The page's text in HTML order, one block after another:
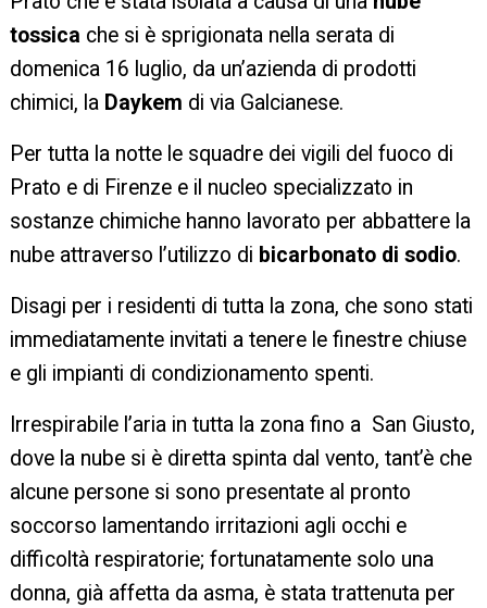
tossica che si è sprigionata nella serata di
domenica 16 luglio, da un’azienda di prodotti
chimici, la Daykem di via Galcianese.
Per tutta la notte le squadre dei vigili del fuoco di
Prato e di Firenze e il nucleo specializzato in
sostanze chimiche hanno lavorato per abbattere la
nube attraverso l’utilizzo di bicarbonato di sodio.
Disagi per i residenti di tutta la zona, che sono stati
immediatamente invitati a tenere le finestre chiuse
e gli impianti di condizionamento spenti.
Irrespirabile l’aria in tutta la zona fino a San Giusto,
dove la nube si è diretta spinta dal vento, tant’è che
alcune persone si sono presentate al pronto
soccorso lamentando irritazioni agli occhi e
difficoltà respiratorie; fortunatamente solo una
donna, già affetta da asma, è stata trattenuta per